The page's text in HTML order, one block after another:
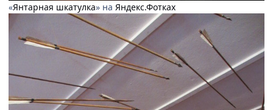
«Янтарная шкатулка» на Яндекс.Фотках